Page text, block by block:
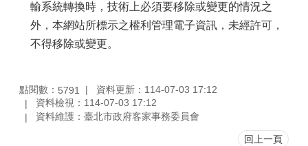
輸系統轉換時，技術上必須要移除或變更的情況之
外，本網站所標示之權利管理電子資訊，未經許可，
不得移除或變更。
點閱數： 5791
資料更新：114-07-03 17:12
資料檢視：114-07-03 17:12
資料維護：臺北市政府客家事務委員會
回上一頁